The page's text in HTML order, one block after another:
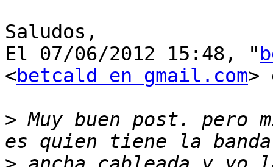
Saludos,
El 07/06/2012 15:48, "
<betcald en gmail.com>
> Muy buen post. pero